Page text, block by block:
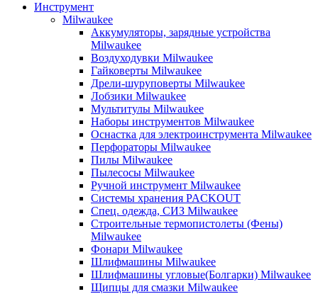
Инструмент
Milwaukee
Аккумуляторы, зарядные устройства
Milwaukee
Воздуходувки Milwaukee
Гайковерты Milwaukee
Дрели-шуруповерты Milwaukee
Лобзики Milwaukee
Мультитулы Milwaukee
Наборы инструментов Milwaukee
Оснастка для электроинструмента Milwaukee
Перфораторы Milwaukee
Пилы Milwaukee
Пылесосы Milwaukee
Ручной инструмент Milwaukee
Системы хранения PACKOUT
Спец. одежда, СИЗ Milwaukee
Строительные термопистолеты (Фены)
Milwaukee
Фонари Milwaukee
Шлифмашины Milwaukee
Шлифмашины угловые(Болгарки) Milwaukee
Щипцы для смазки Milwaukee